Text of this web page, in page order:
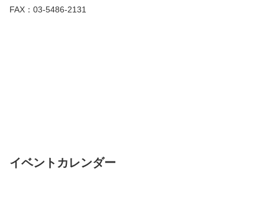
FAX：03-5486-2131
イベントカレンダー